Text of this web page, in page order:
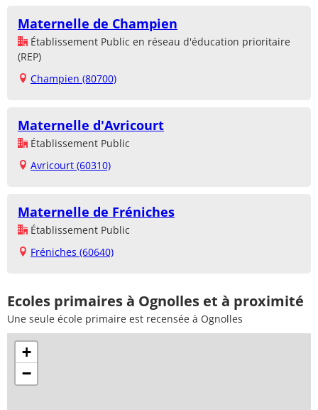
Maternelle de Champien
Établissement Public en réseau d'éducation prioritaire
(REP)
Champien (80700)
Maternelle d'Avricourt
Établissement Public
Avricourt (60310)
Maternelle de Fréniches
Établissement Public
Fréniches (60640)
Ecoles primaires à Ognolles et à proximité
Une seule école primaire est recensée à Ognolles
+
−